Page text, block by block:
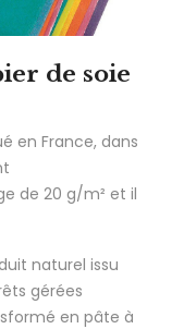
de soie
en France, dans
de 20 g/m² et il
naturel issu
gérées
en pâte à